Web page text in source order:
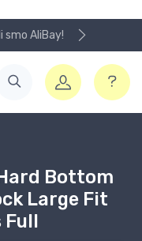
smo AliBay!
Bottom
Large Fit
Full